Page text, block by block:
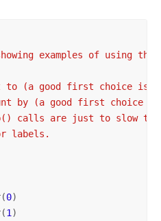
examples of using the
to (a good first choice is
by (a good first choice
calls are just to slow the
labels.
0)
1 )